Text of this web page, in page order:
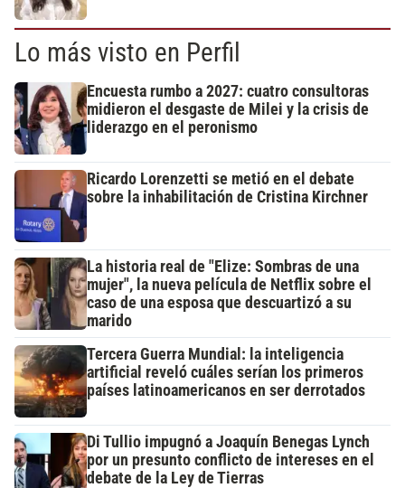
Lo más visto en Perfil
Encuesta rumbo a 2027: cuatro consultoras
midieron el desgaste de Milei y la crisis de
liderazgo en el peronismo
Ricardo Lorenzetti se metió en el debate
sobre la inhabilitación de Cristina Kirchner
La historia real de "Elize: Sombras de una
mujer", la nueva película de Netflix sobre el
caso de una esposa que descuartizó a su
marido
Tercera Guerra Mundial: la inteligencia
artificial reveló cuáles serían los primeros
países latinoamericanos en ser derrotados
Di Tullio impugnó a Joaquín Benegas Lynch
por un presunto conflicto de intereses en el
debate de la Ley de Tierras